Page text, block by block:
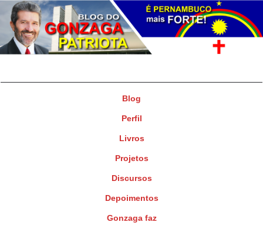
Blog
Perfil
Livros
Projetos
Discursos
Depoimentos
Gonzaga faz